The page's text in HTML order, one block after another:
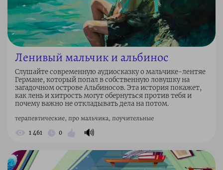
Ленивый мальчик и альбинос
Слушайте современную аудиосказку о мальчике-лентяе
Германе, который попал в собственную ловушку на
загадочном острове Альбиносов. Эта история покажет,
как лень и хитрость могут обернуться против тебя и
почему важно не откладывать дела на потом.
терапевтические, про мальчика, поучительные
1 461 0 🔊